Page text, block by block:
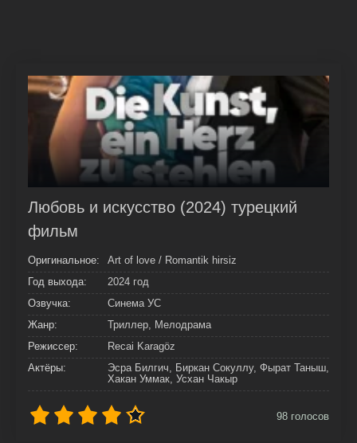
Любовь и искусство (2024) турецкий
фильм
Оригинальное:
Art of love / Romantik hirsiz
Год выхода:
2024 год
Озвучка:
Синема УС
Жанр:
Триллер, Мелодрама
Режиссер:
Recai Karagöz
Актёры:
Эсра Билгич, Биркан Сокуллу, Фырат Таныш,
Хакан Уммак, Усхан Чакыр
98 голосов